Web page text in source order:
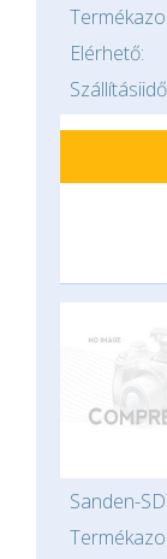
Elérhető:
Sanden-